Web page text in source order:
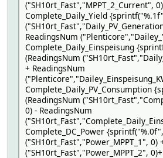
("SH10rt_Fast","MPPT_2_Current",
Complete_Daily_Yield
ReadingsNum
Complete_Daily_Einspeisung
(ReadingsNum
+ ReadingsNum
Complete_Daily_PV_Consumption
(ReadingsNum
0) - ReadingsNum
Complete_DC_Power
("SH10rt_Fast","Power_MPPT_1", 0)
("SH10rt_Fast","Power_MPPT_2",